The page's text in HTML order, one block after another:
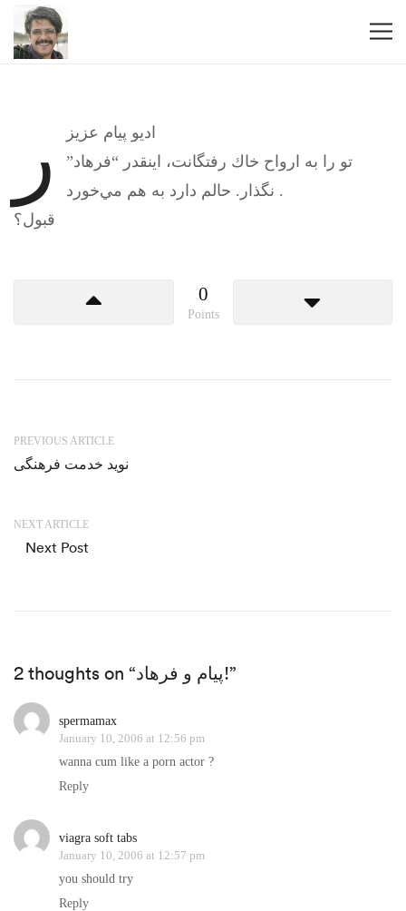
ر
اديو پيام عزيز
تو را به ارواح خاك رفتگانت، اينقدر “فرهاد”
نگذار. حالم دارد به هم مي‌خورد .
قبول؟
0
Points
PREVIOUS ARTICLE
نوید خدمت فرهنگی
NEXT ARTICLE
Next Post
2 thoughts on “پیام و فرهاد!”
spermamax
January 10, 2006 at 12:56 pm
wanna cum like a porn actor ?
Reply
viagra soft tabs
January 10, 2006 at 12:57 pm
you should try
Reply